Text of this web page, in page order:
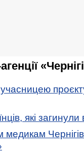
які загинули
медикам